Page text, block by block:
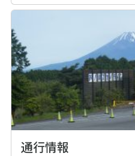
通行情報